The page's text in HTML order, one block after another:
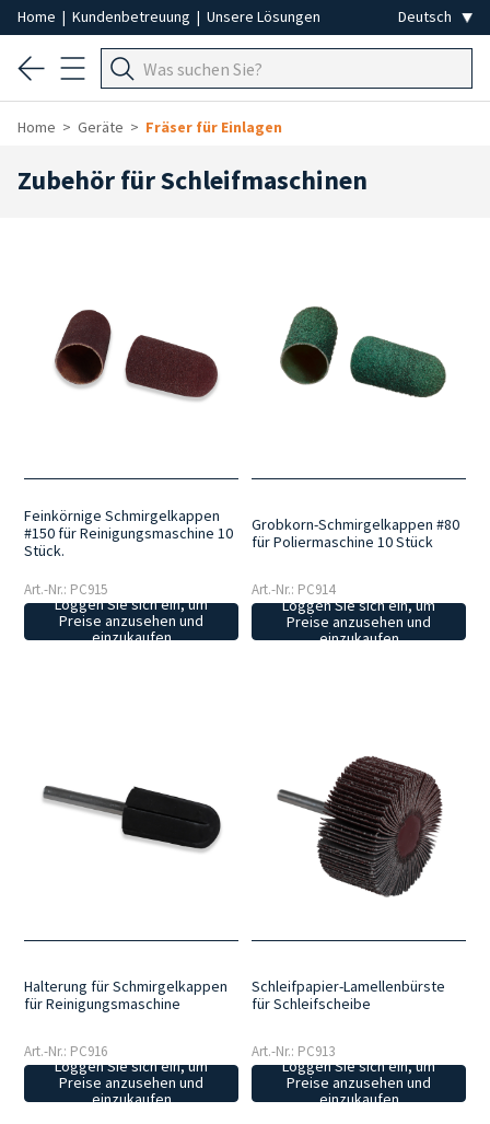
Home | Kundenbetreuung | Unsere Lösungen
Home Geräte Fräser für Einlagen
Zubehör für Schleifmaschinen
Feinkörnige Schmirgelkappen
#150 für Reinigungsmaschine 10
Stück.
Art.-Nr.: PC915
Loggen Sie sich ein, um
Preise anzusehen und
einzukaufen
Grobkorn-Schmirgelkappen #80
für Poliermaschine 10 Stück
Art.-Nr.: PC914
Loggen Sie sich ein, um
Preise anzusehen und
einzukaufen
Halterung für Schmirgelkappen
für Reinigungsmaschine
Art.-Nr.: PC916
Loggen Sie sich ein, um
Preise anzusehen und
einzukaufen
Schleifpapier-Lamellenbürste
für Schleifscheibe
Art.-Nr.: PC913
Loggen Sie sich ein, um
Preise anzusehen und
einzukaufen